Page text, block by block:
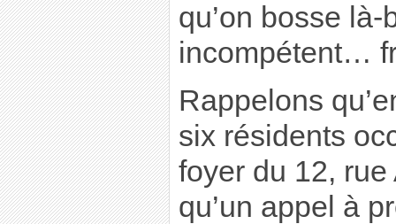
qu’on bosse
incompétent…
Rappelons
six résidents
foyer du 12,
qu’un appel à